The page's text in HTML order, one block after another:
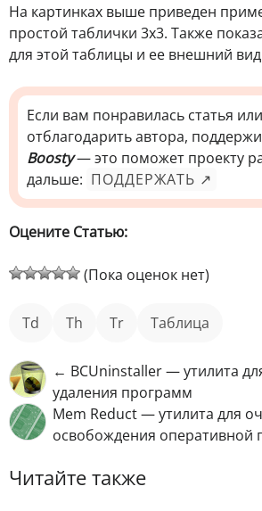
На картинках выше приведен
простой таблички 3х3. Также
для этой таблицы и ее внешний
Если вам понравилась статья
отблагодарить автора,
Boosty— это поможет проекту
дальше: ПОДДЕРЖАТЬ ↗
Оцените Статью:
(Пока оценок нет)
td th tr таблица
← BCUninstaller — утилита
удаления программ
Mem Reduct — утилита для
освобождения оперативной
Читайте также